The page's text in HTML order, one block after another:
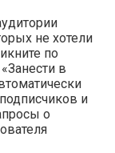
не хотели
по
в
и
о